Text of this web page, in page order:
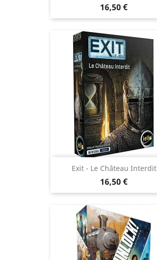
Prix
16,50 €
Exit - Le Château Interdit
Prix
16,50 €